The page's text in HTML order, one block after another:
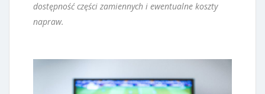
dostępność części zamiennych i ewentualne koszty
napraw.